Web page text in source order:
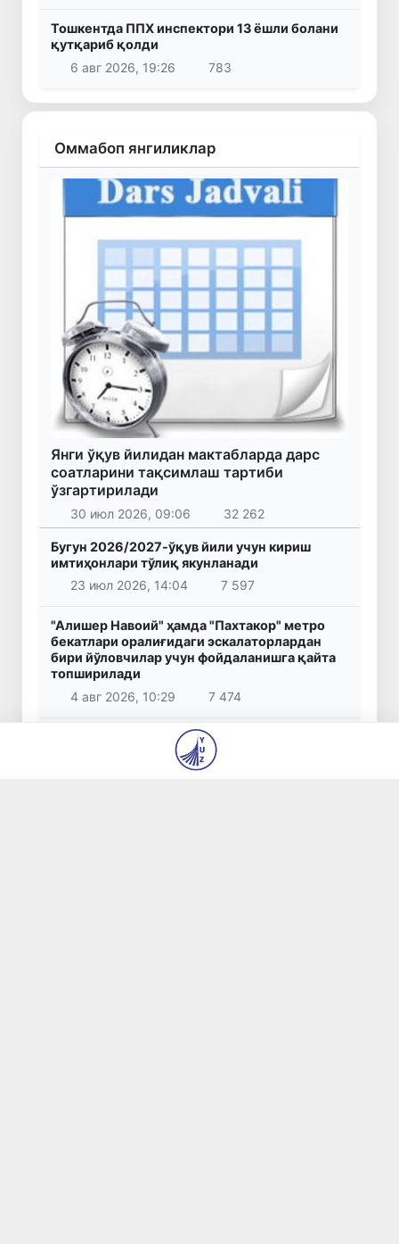
Тошкентда ППХ инспектори 13 ёшли болани
қутқариб қолди
6 авг 2026, 19:26
783
Оммабоп янгиликлар
Янги ўқув йилидан мактабларда дарс
соатларини тақсимлаш тартиби
ўзгартирилади
30 июл 2026, 09:06 32 262
Бугун 2026/2027-ўқув йили учун кириш
имтиҳонлари тўлиқ якунланади
23 июл 2026, 14:04
7 597
"Алишер Навоий" ҳамда "Пахтакор" метро
бекатлари оралиғидаги эскалаторлардан
бири йўловчилар учун фойдаланишга қайта
топширилади
4 авг 2026, 10:29
7 474
Аҳаджон Кимсанбоев шахмат бўйича жаҳон